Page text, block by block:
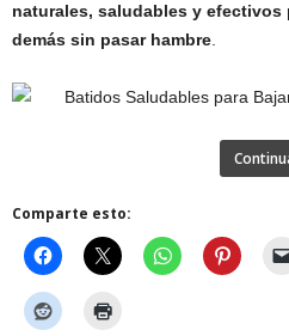
naturales, saludables y efectivos
demás sin pasar hambre
Comparte esto: